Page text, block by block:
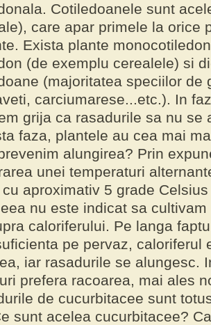
Cotiledoanele sunt
care apar primele la orice
Exista plante
(de exemplu cerealele) si
(majoritatea speciilor de
carciumarese...etc.). In
grija ca rasadurile sa nu se
faza, plantele au cea mai
alungirea? Prin
unei temperaturi
aproximativ 5 grade
nu este indicat sa
caloriferului. Pe langa
pe pervaz, caloriferul
iar rasadurile se alungesc.
prefera racoarea, mai ales
de cucurbitacee sunt
sunt acelea cucurbitacee?